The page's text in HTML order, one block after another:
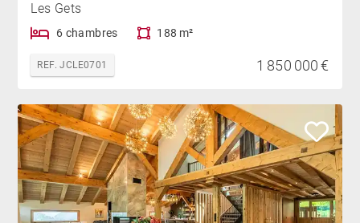
Les Gets
6 chambres 188 m²
REF. JCLE0701 1 850 000 €